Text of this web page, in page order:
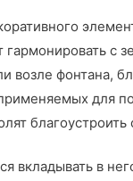
гармонировать с
возле фонтана,
для
вкладывать в